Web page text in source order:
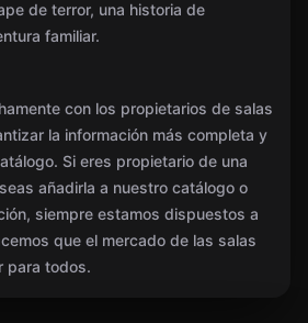
de terror, una historia de
familiar.
con los propietarios de salas
la información más completa y
Si eres propietario de una
añadirla a nuestro catálogo o
siempre estamos dispuestos a
que el mercado de las salas
para todos.